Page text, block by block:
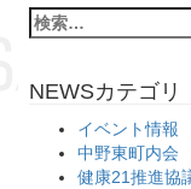
NEWSカテゴリ
イベント情報
中野東町内会
健康21推進協